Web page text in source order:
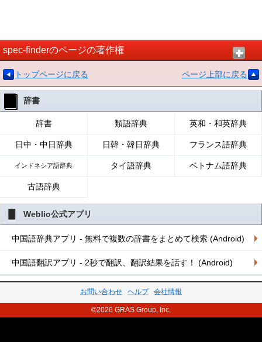
spec-finderのページの著作権
トップページに戻る ページ上部に戻る
辞書
辞書 類語辞典 英和・和英辞典
日中・中日辞典 日韓・韓日辞典 フランス語辞典
インドネシア語辞典 タイ語辞典 ベトナム語辞典
古語辞典
Weblio公式アプリ
中国語辞典アプリ - 無料で複数の辞書をまとめて検索 (Android)
中国語翻訳アプリ - 2秒で翻訳、翻訳結果を話す！ (Android)
お問い合わせ ヘルプ 会社情報
©2026 GRAS Group, Inc.